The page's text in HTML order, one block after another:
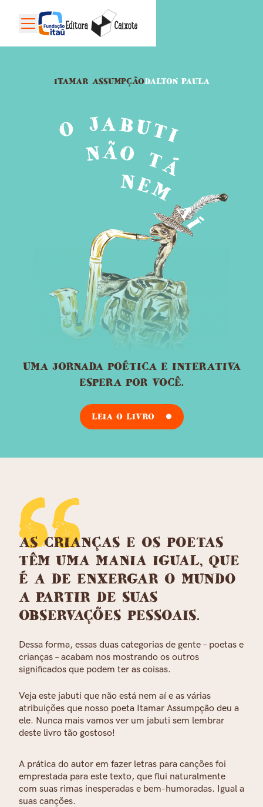
ITAMAR ASSUMPÇÃODALTON PAULA
UMA JORNADA POÉTICA E INTERATIVA
ESPERA POR VOCÊ.
LEIA O LIVRO
AS CRIANÇAS E OS POETAS
TÊM UMA MANIA IGUAL, QUE
É A DE ENXERGAR O MUNDO
A PARTIR DE SUAS
OBSERVAÇÕES PESSOAIS.
Dessa forma, essas duas categorias de gente – poetas e
crianças – acabam nos mostrando os outros
significados que podem ter as coisas.
Veja este jabuti que não está nem aí e as várias
atribuições que nosso poeta Itamar Assumpção deu a
ele. Nunca mais vamos ver um jabuti sem lembrar
deste livro tão gostoso!
A prática do autor em fazer letras para canções foi
emprestada para este texto, que flui naturalmente
com suas rimas inesperadas e bem-humoradas. Igual a
suas canções.